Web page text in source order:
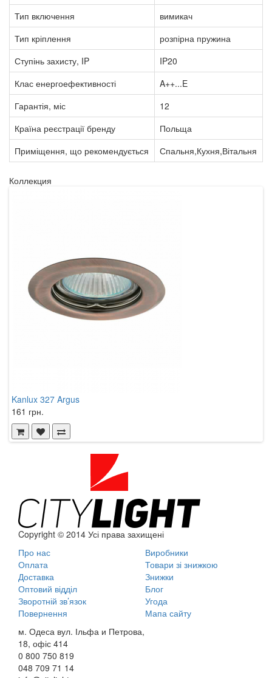
Тип включення
вимикач
Тип кріплення
розпірна пружина
Ступінь захисту, IP
IP20
Клас енергоефективності
A++...E
Гарантія, міс
12
Країна реєстрації бренду
Польща
Приміщення, що рекомендується
Спальня,Кухня,Вітальня
Коллекция
Kanlux 327 Argus
161 грн.
Copyright © 2014 Усі права захищені
Про нас
Оплата
Доставка
Оптовий відділ
Зворотній зв’язок
Повернення
Виробники
Товари зі знижкою
Знижки
Блог
Угода
Мапа сайту
м. Одеса вул. Ільфа и Петрова,
18, офіс 414
0 800 750 819
048 709 71 14